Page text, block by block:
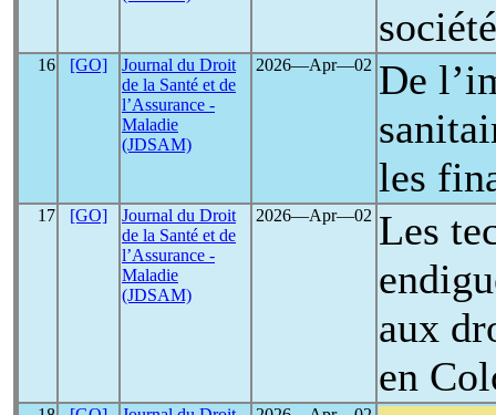
société
16 [GO]
Journal du Droit
de la Santé et de
l’Assurance -
Maladie
(JDSAM)
2026―Apr―02 De
les
17 [GO]
Journal du Droit
de la Santé et de
l’Assurance -
Maladie
(JDSAM)
2026―Apr―02 Les
aux
en